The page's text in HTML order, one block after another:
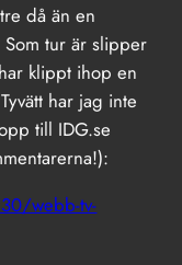
då än en
Som tur är slipper
klippt ihop en
har jag inte
till IDG.se
webb-tv-